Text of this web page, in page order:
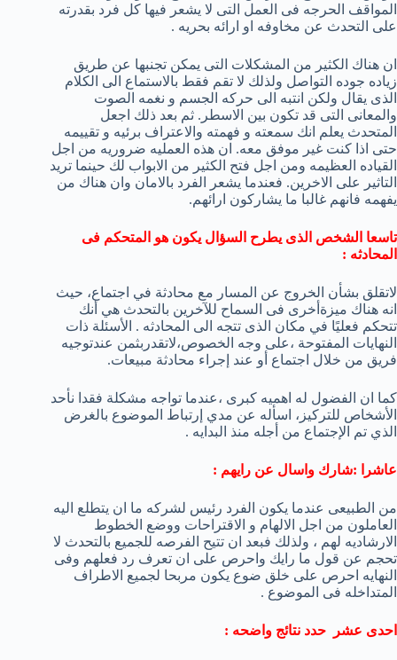
المواقف الحرجه فى العمل التى لا يشعر فيها كل فرد بقدرته
على التحدث عن مخاوفه او ارائه بحريه .
ان هناك الكثير من المشكلات التى يمكن تجنبها عن طريق
زياده جوده التواصل ولذلك لا تقم فقط بالاستماع الى الكلام
الذى يقال ولكن انتبه الى حركه الجسم و نغمه الصوت
والمعانى التى قد تكون بين الاسطر. ثم بعد ذلك اجعل
المتحدث يعلم انك سمعته و فهمته والاعتراف برئيه و تقييمه
حتى اذا كنت غير موفق معه. ان هذه العمليه ضروريه من اجل
القياده العظيمه ومن اجل فتح الكثير من الابواب لك حينما تريد
التاثير على الاخرين. فعندما يشعر الفرد بالامان وان هناك من
يفهمه فانهم غالبا ما يشاركون ارائهم.
تاسعا الشخص الذى يطرح السؤال يكون هو المتحكم فى
المحادثه :
لاتقلق بشأن الخروج عن المسار مع محادثة في اجتماع، حيث
انه هناك ميزةأخرى فى السماح للآخرين بالتحدث هي أنك
تتحكم فعليًا في مكان الذى تتجه الى المحادثه . الأسئلة ذات
النهايات المفتوحة ،على وجه الخصوص،لاتقدربثمن عندتوجيه
فريق من خلال اجتماع أو عند إجراء محادثة مبيعات.
كما ان الفضول له اهميه كبرى ،عندما تواجه مشكلة فقدا نأحد
الأشخاص للتركيز، اسأله عن مدي إرتباط الموضوع بالغرض
الذي تم الإجتماع من أجله منذ البدايه .
عاشرا :شارك واسال عن رايهم :
من الطبيعى عندما يكون الفرد رئيس لشركه ما ان يتطلع اليه
العاملون من اجل الالهام و الاقتراحات ووضع الخطوط
الارشاديه لهم ، ولذلك فبعد ان تتيح الفرصه للجميع بالتحدث لا
تحجم عن قول ما رايك واحرص على ان تعرف رد فعلهم وفى
النهايه احرص على خلق ضوع يكون مربحا لجميع الاطراف
المتداخله فى الموضوع .
احدى عشر حدد نتائج واضحه :